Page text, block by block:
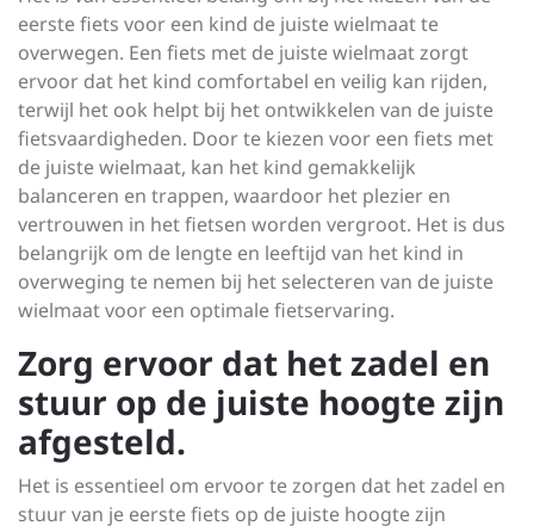
eerste fiets voor een kind de juiste wielmaat te
overwegen. Een fiets met de juiste wielmaat zorgt
ervoor dat het kind comfortabel en veilig kan rijden,
terwijl het ook helpt bij het ontwikkelen van de juiste
fietsvaardigheden. Door te kiezen voor een fiets met
de juiste wielmaat, kan het kind gemakkelijk
balanceren en trappen, waardoor het plezier en
vertrouwen in het fietsen worden vergroot. Het is dus
belangrijk om de lengte en leeftijd van het kind in
overweging te nemen bij het selecteren van de juiste
wielmaat voor een optimale fietservaring.
Zorg ervoor dat het zadel en
stuur op de juiste hoogte zijn
afgesteld.
Het is essentieel om ervoor te zorgen dat het zadel en
stuur van je eerste fiets op de juiste hoogte zijn